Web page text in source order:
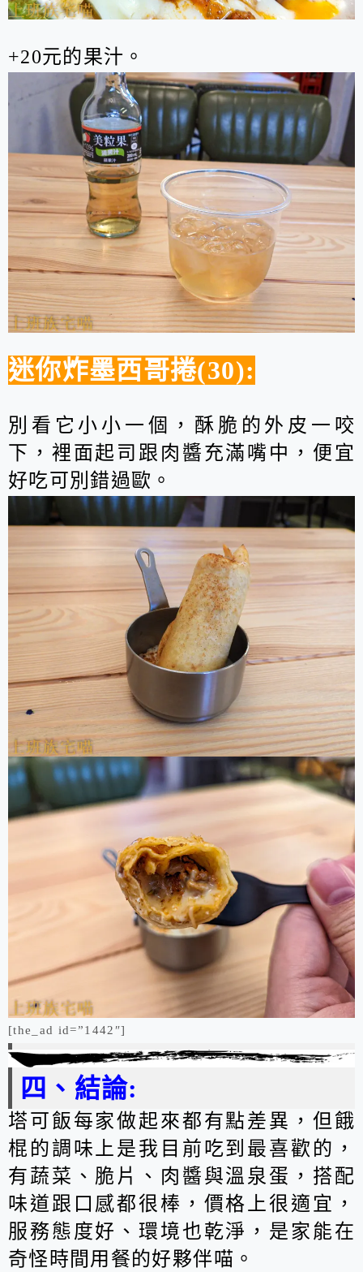
+20元的果汁。
迷你炸墨西哥捲(30):
別看它小小一個，酥脆的外皮一咬
下，裡面起司跟肉醬充滿嘴中，便宜
好吃可別錯過歐。
[the_ad id=”1442″]
四、結論:
塔可飯每家做起來都有點差異，但餓
棍的調味上是我目前吃到最喜歡的，
有蔬菜、脆片、肉醬與溫泉蛋，搭配
味道跟口感都很棒，價格上很適宜，
服務態度好、環境也乾淨，是家能在
奇怪時間用餐的好夥伴喵。